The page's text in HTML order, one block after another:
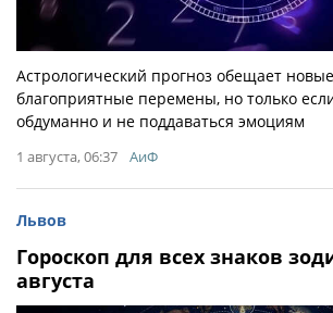
Астрологический прогноз обещает
благоприятные перемены, но только
обдуманно и не поддаваться эмоциям
1 августа, 06:37 АиФ
Львов
Гороскоп для всех знаков
августа